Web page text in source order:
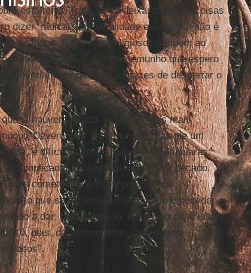
esta terra. Trata-se de deixar todas as coisas
dizer ‘radical’. A radicalidade evangélica não é
de todos. Porém, os religiosos seguem ao
profeticamente. É este testemunho que espero
deveriam ser pessoas capazes de despertar o
já houvera citado, explorando-os mais
“Deverão ser testemunhas reais de um
vida, é difícil as coisas sempre serem claras;
é complicada, consistindo de graça e pecado.
cometemos erros e precisamos
que se reconhece como fraco e pecador
a dar; pelo contrário, ele a reforça, e isso é
é, pois, dar testemunho. Quero este